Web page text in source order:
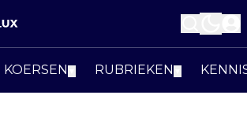
KOERSEN RUBRIEKEN